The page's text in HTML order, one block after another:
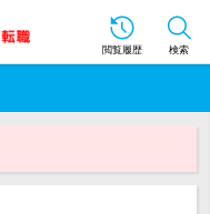
閲覧履歴 検索